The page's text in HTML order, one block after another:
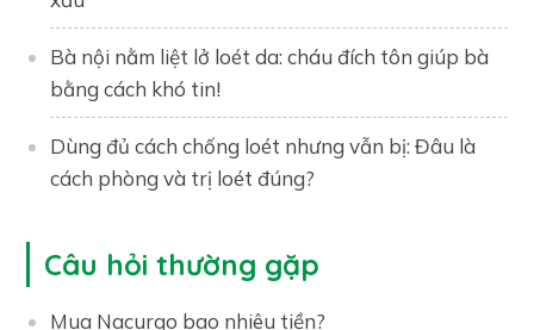
Bà nội nằm liệt lở loét da: cháu đích tôn giúp bà
bằng cách khó tin!
Dùng đủ cách chống loét nhưng vẫn bị: Đâu là
cách phòng và trị loét đúng?
Câu hỏi thường gặp
Mua Nacurgo bao nhiêu tiền?